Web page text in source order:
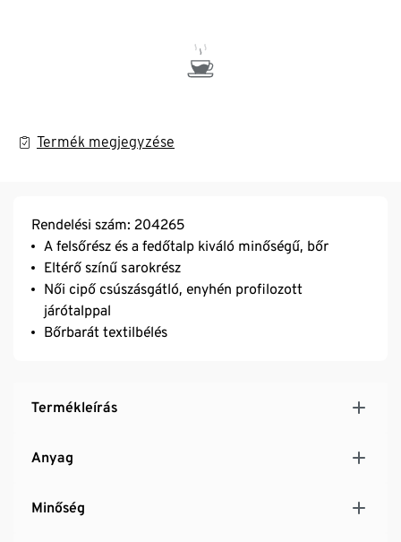
Termék megjegyzése
Rendelési szám: 204265
A felsőrész és a fedőtalp kiváló minőségű, bőr
Eltérő színű sarokrész
Női cipő csúszásgátló, enyhén profilozott
járótalppal
Bőrbarát textilbélés
Termékleírás
Anyag
Minőség